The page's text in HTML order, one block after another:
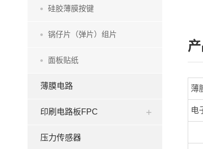
硅胶薄膜按键
锅仔片（弹片）组片
面板贴纸
薄膜电路
印刷电路板FPC
压力传感器
薄
电